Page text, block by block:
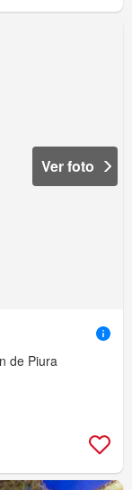
Ver foto
de Piura